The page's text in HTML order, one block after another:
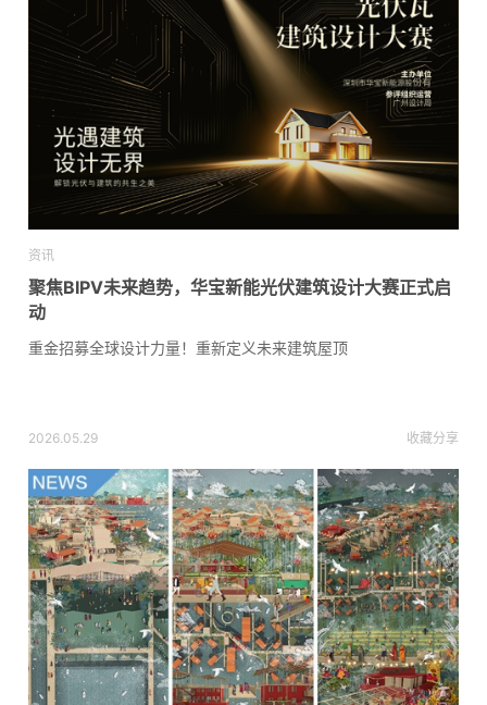
资讯
聚焦BIPV未来趋势，华宝新能光伏建筑设计大赛正式启
动
重金招募全球设计力量！重新定义未来建筑屋顶
2026.05.29 收藏分享